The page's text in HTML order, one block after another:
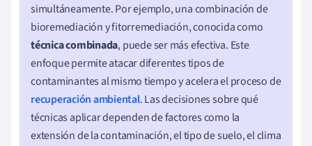
simultáneamente. Por ejemplo, una combinación de
bioremediación y fitorremediación, conocida como
técnica combinada, puede ser más efectiva. Este
enfoque permite atacar diferentes tipos de
contaminantes al mismo tiempo y acelera el proceso de
recuperación ambiental. Las decisiones sobre qué
técnicas aplicar dependen de factores como la
extensión de la contaminación, el tipo de suelo, el clima